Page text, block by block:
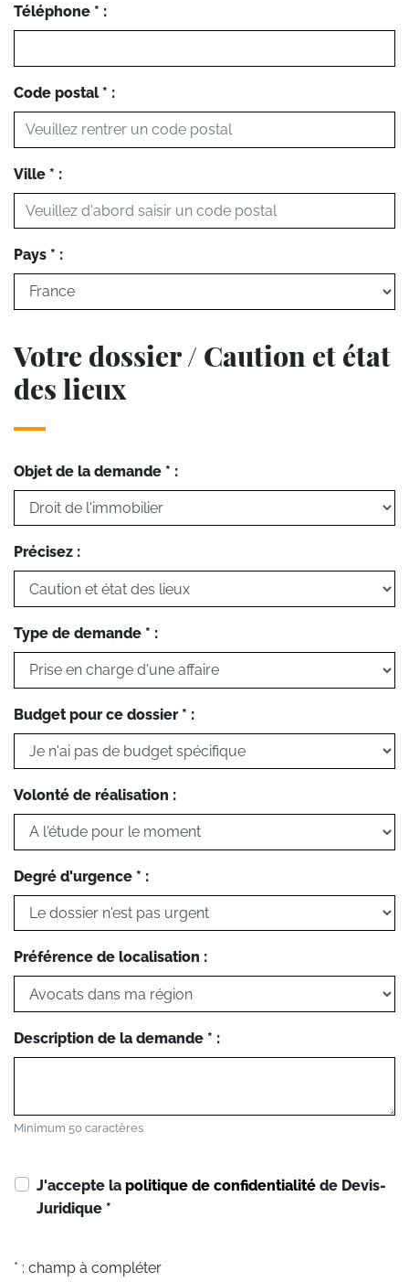
Téléphone * :
Code postal * :
Ville * :
Pays * :
Votre dossier / Caution et état
des lieux
Objet de la demande * :
Précisez :
Type de demande * :
Budget pour ce dossier * :
Volonté de réalisation :
Degré d'urgence * :
Préférence de localisation :
Description de la demande * :
Minimum 50 caractères
J'accepte la politique de confidentialité de Devis-
Juridique *
* : champ à compléter